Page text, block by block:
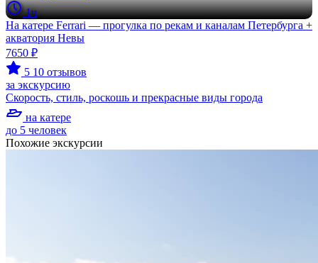
1ч
На катере Ferrari — прогулка по рекам и каналам Петербурга +
акватория Невы
7650 ₽
5 10 отзывов
за экскурсию
Скорость, стиль, роскошь и прекрасные виды города
на катере
до 5 человек
Похожие экскурсии